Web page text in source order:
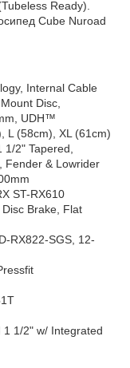
Ready).
Cube Nuroad
Internal Cable
Disc,
UDH™
L (58cm), XL (61cm)
2" Tapered,
Fender & Lowrider
ST-RX610
Brake, Flat
RX822-SGS, 12-
1 1/2" w/ Integrated